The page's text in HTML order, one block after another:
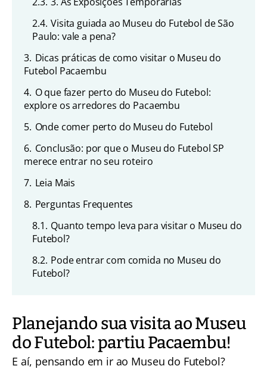
2.4. Visita guiada ao Museu do Futebol de São
Paulo: vale a pena?
3. Dicas práticas de como visitar o Museu do
Futebol Pacaembu
4. O que fazer perto do Museu do Futebol:
explore os arredores do Pacaembu
5. Onde comer perto do Museu do Futebol
6. Conclusão: por que o Museu do Futebol SP
merece entrar no seu roteiro
7. Leia Mais
8. Perguntas Frequentes
8.1. Quanto tempo leva para visitar o Museu do
Futebol?
8.2. Pode entrar com comida no Museu do
Futebol?
Planejando sua visita ao Museu
do Futebol: partiu Pacaembu!
E aí, pensando em ir ao Museu do Futebol?